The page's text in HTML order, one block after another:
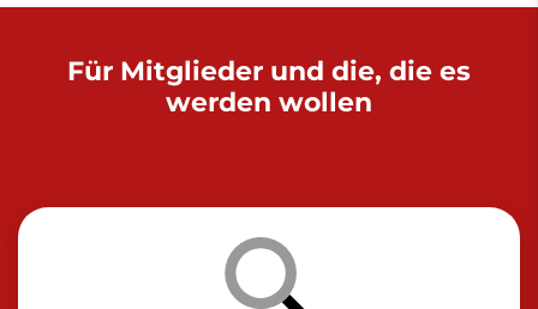
Für Mitglieder und die, die es
werden wollen